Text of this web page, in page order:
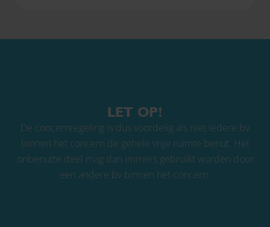
LET OP!
De concernregeling is dus voordelig als niet iedere bv
binnen het concern de gehele vrije ruimte benut. Het
onbenutte deel mag dan immers gebruikt worden door
een andere bv binnen het concern.